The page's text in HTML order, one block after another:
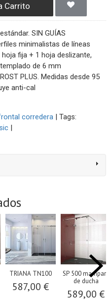
Carrito
SIN GUÍAS
minimalistas de líneas
fija + 1 hoja deslizante,
de 6 mm
PLUS. Medidas desde 95
anti-cal
corredera
Tags:
TRIANA TN100
587,00 €
SP 500 mampara
de ducha
589,00 €